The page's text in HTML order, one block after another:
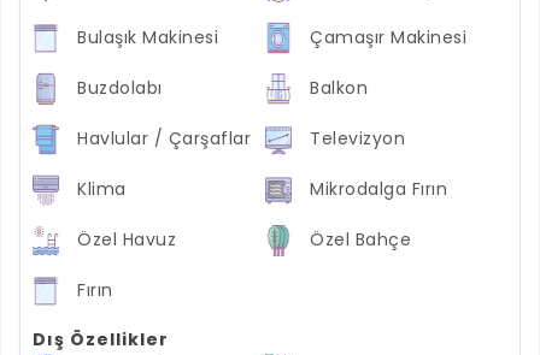
Bulaşık Makinesi Çamaşır Makinesi
Buzdolabı Balkon
Havlular / Çarşaflar Televizyon
Klima Mikrodalga Fırın
Özel Havuz Özel Bahçe
Fırın
Dış Özellikler